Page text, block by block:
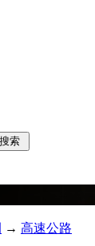
→ 高速公路